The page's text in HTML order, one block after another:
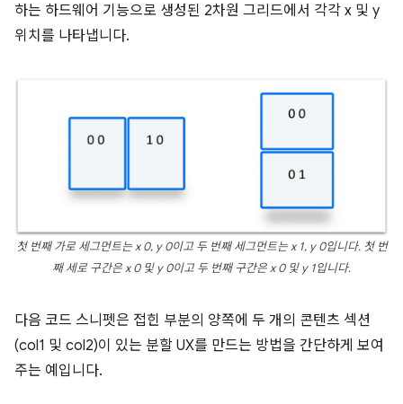
하는 하드웨어 기능으로 생성된 2차원 그리드에서 각각 x 및 y
위치를 나타냅니다.
첫 번째 가로 세그먼트는 x 0, y 0이고 두 번째 세그먼트는 x 1, y 0입니다. 첫 번
째 세로 구간은 x 0 및 y 0이고 두 번째 구간은 x 0 및 y 1입니다.
다음 코드 스니펫은 접힌 부분의 양쪽에 두 개의 콘텐츠 섹션
(col1 및 col2)이 있는 분할 UX를 만드는 방법을 간단하게 보여
주는 예입니다.